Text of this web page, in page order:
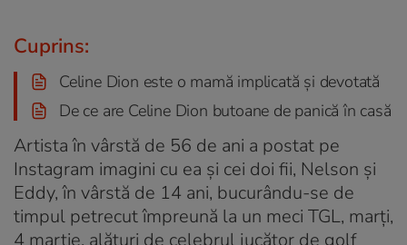
Cuprins:
Celine Dion este o mamă implicată și devotată
De ce are Celine Dion butoane de panică în casă
Artista în vârstă de 56 de ani a postat pe
Instagram imagini cu ea și cei doi fii, Nelson și
Eddy, în vârstă de 14 ani, bucurându-se de
timpul petrecut împreună la un meci TGL, marți,
4 martie, alături de celebrul jucător de golf